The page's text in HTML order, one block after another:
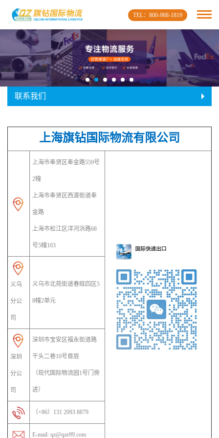
TEL：800-988-1819
联系我们
上海旗钻国际物流有限公司
上海市奉贤区奉金路559号
2幢
上海市奉贤区西渡街道奉
金路
上海市松江区洋河浜路68
号5幢103
义乌
分公
司
义乌市北苑街道春晗四区5
8幢2单元
深圳
分公
司
深圳市宝安区福永街道路
干头二巷10号首层
（现代国际物流园1号门旁
进）
（+86）131 2093 8879
E-mail: qz@qze99.com